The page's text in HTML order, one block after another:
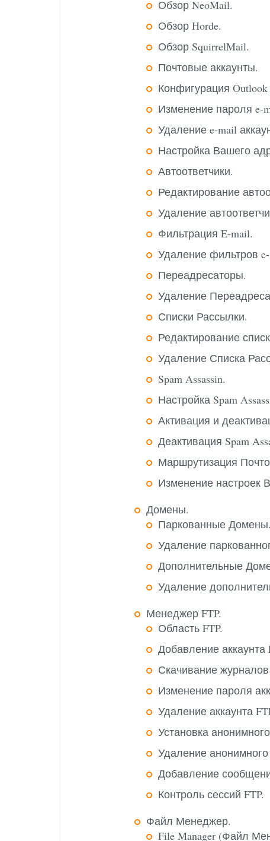
Обзор NeoMail.
Обзор Horde.
Обзор SquirrelMail.
Почтовые аккаунты.
Конфигурация
Изменение пароля e-
Удаление e-mail
Настройка Вашего
Автоответчики.
Редактирование
Удаление
Фильтрация E-mail.
Удаление фильтров
Переадресаторы.
Удаление
Списки Рассылки.
Редактирование
Удаление Списка
Spam Assassin.
Настройка Spam
Активация и
Деактивация Spam
Маршрутизация
Изменение настроек
Домены.
Паркованные Домены.
Удаление
Дополнительные
Удаление
Менеджер FTP.
Область FTP.
Добавление аккаунта
Скачивание журналов
Изменение пароля
Удаление аккаунта
Установка
Удаление анонимного
Добавление
Контроль сессий FTP.
Файл Менеджер.
File Manager (Файл